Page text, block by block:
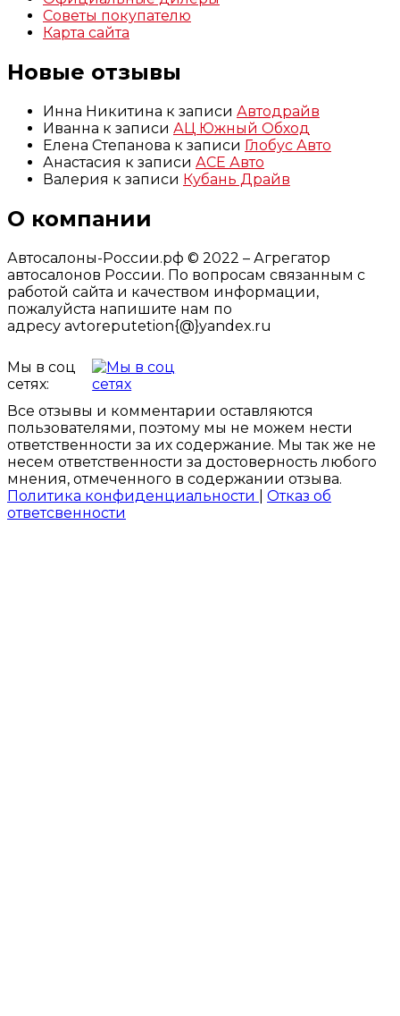
Советы покупателю
Карта сайта
Новые отзывы
Инна Никитина к записи Автодрайв
Иванна к записи АЦ Южный Обход
Елена Степанова к записи Глобус Авто
Анастасия к записи АСЕ Авто
Валерия к записи Кубань Драйв
О компании
Автосалоны-России.рф © 2022 – Агрегатор
автосалонов России. По вопросам связанным с
работой сайта и качеством информации,
пожалуйста напишите нам по
адресу avtoreputetion{@}yandex.ru
Мы в соц
сетях:
Все отзывы и комментарии оставляются
пользователями, поэтому мы не можем нести
ответственности за их содержание. Мы так же не
несем ответственности за достоверность любого
мнения, отмеченного в содержании отзыва.
Политика конфиденциальности
Отказ об
ответсвенности